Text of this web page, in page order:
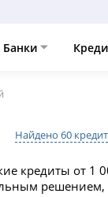
Банки
Найдено 60
кредиты от
решением,